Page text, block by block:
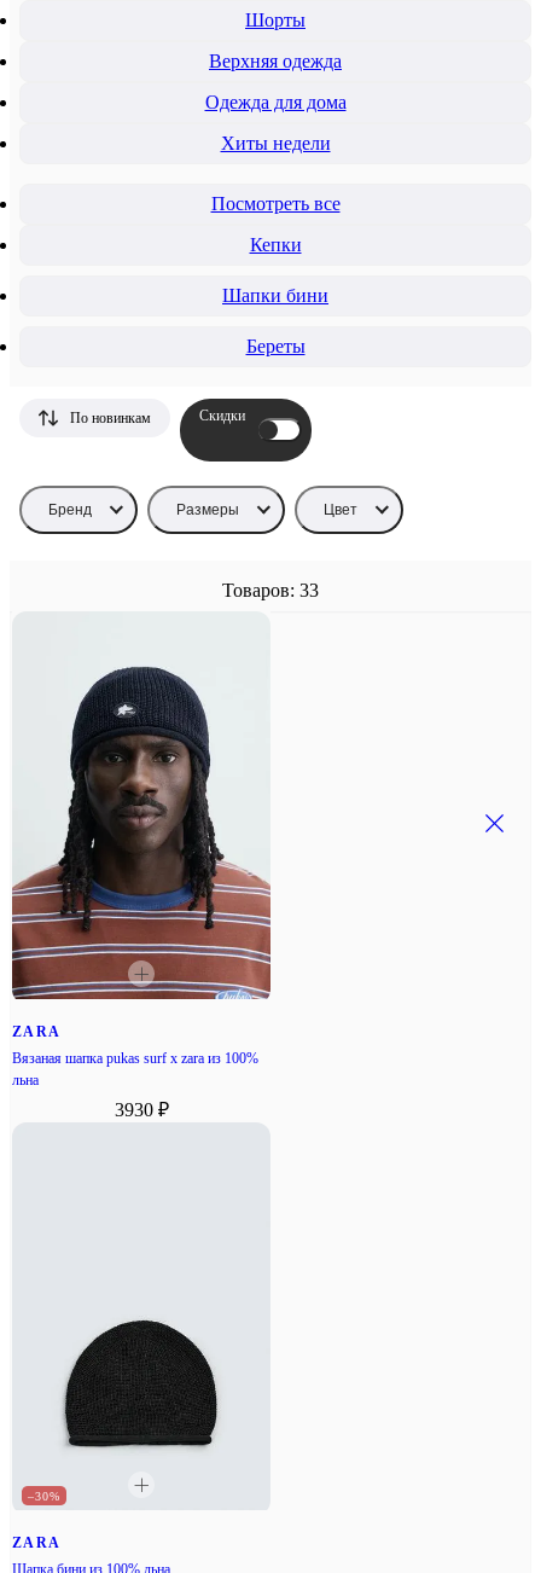
Шорты
Верхняя одежда
Одежда для дома
Хиты недели
Посмотреть все
Кепки
Шапки бини
Береты
Бренд Размеры Цвет
Товаров: 33
По новинкам Скидки
ZARA
Вязаная шапка pukas surf x zara из 100%
льна
3930 ₽
–30%
ZARA
Шапка бини из 100% льна